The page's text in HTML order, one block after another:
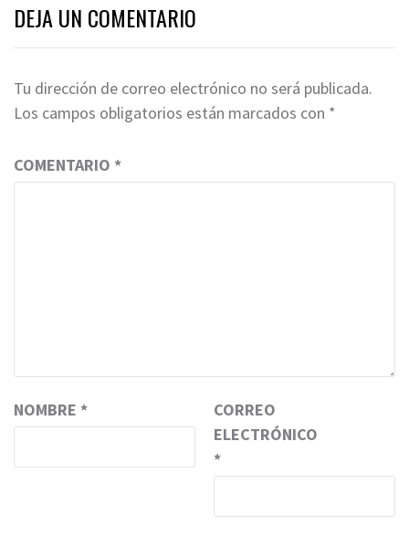
DEJA UN COMENTARIO
Tu dirección de correo electrónico no será publicada.
Los campos obligatorios están marcados con *
COMENTARIO *
NOMBRE *
CORREO
ELECTRÓNICO
*